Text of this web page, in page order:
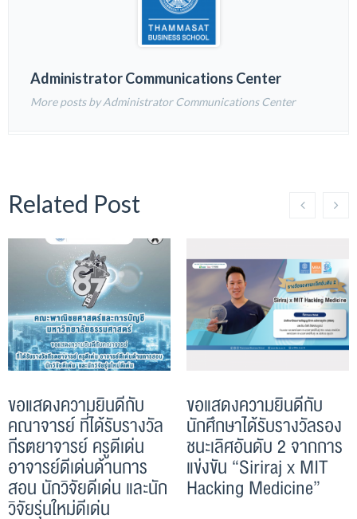
Administrator Communications Center
More posts by Administrator Communications Center
Related Post
ขอแสดงความยินดีกับ
คณาจารย์ ที่ได้รับรางวัล
กีรตยาจารย์ ครูดีเด่น
อาจารย์ดีเด่นด้านการ
สอน นักวิจัยดีเด่น และนัก
วิจัยรุ่นใหม่ดีเด่น
ขอแสดงความยินดีกับ
นักศึกษาได้รับรางวัลรอง
ชนะเลิศอันดับ 2 จากการ
แข่งขัน “Siriraj x MIT
Hacking Medicine”